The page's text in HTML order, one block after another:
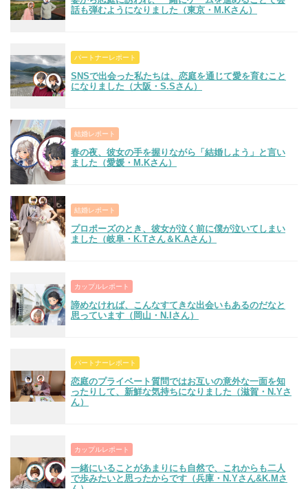
話も弾むようになりました（東京・M.Kさん）
パートナーレポート
SNSで出会った私たちは、恋庭を通じて愛を育むこと
になりました（大阪・S.Sさん）
結婚レポート
春の夜、彼女の手を握りながら「結婚しよう」と言い
ました（愛媛・M.Kさん）
結婚レポート
プロポーズのとき、彼女が泣く前に僕が泣いてしまい
ました（岐阜・K.Tさん＆K.Aさん）
カップルレポート
諦めなければ、こんなすてきな出会いもあるのだなと
思っています（岡山・N.Iさん）
パートナーレポート
恋庭のプライベート質問ではお互いの意外な一面を知
ったりして、新鮮な気持ちになりました（滋賀・N.Yさ
ん）
カップルレポート
一緒にいることがあまりにも自然で、これからも二人
で歩みたいと思ったからです（兵庫・N.Yさん&K.Mさ